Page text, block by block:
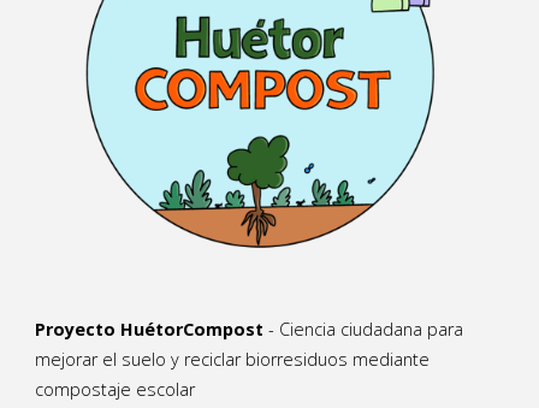
Proyecto HuétorCompost - Ciencia ciudadana para
mejorar el suelo y reciclar biorresiduos mediante
compostaje escolar